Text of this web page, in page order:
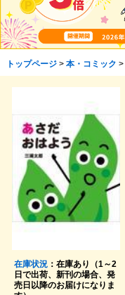
トップページ> 本・コミック >
在庫状況：在庫あり（1～2
日で出荷、新刊の場合、発
売日以降のお届けになりま